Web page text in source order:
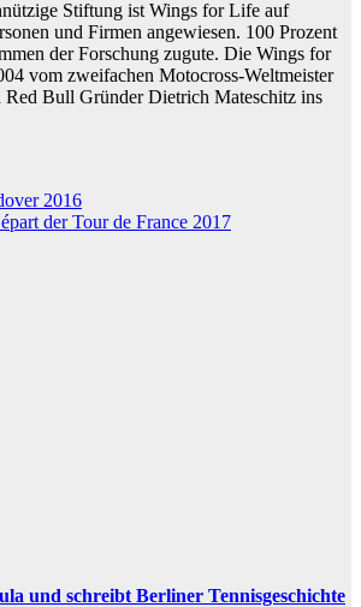
Stiftung ist Wings for Life auf
und Firmen angewiesen. 100 Prozent
der Forschung zugute. Die Wings for
vom zweifachen Motocross-Weltmeister
Bull Gründer Dietrich Mateschitz ins
2016
der Tour de France 2017
und schreibt Berliner Tennisgeschichte